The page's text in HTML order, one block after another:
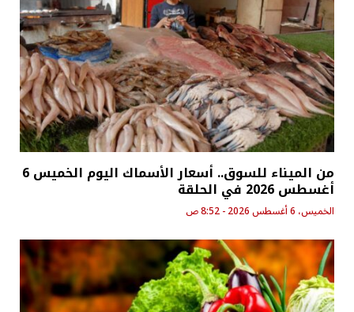
من الميناء للسوق.. أسعار الأسماك اليوم الخميس 6
أغسطس 2026 في الحلقة
الخميس، 6 أغسطس 2026 - 8:52 ص